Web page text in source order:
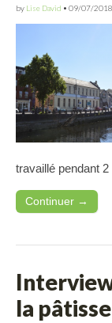
by Lise David • 09/07/2018
travaillé pendant
Continuer →
la